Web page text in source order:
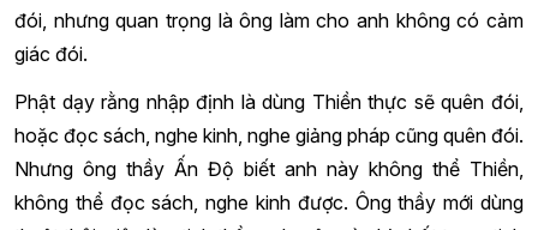
đói, nhưng quan trọng là ông làm cho anh không có cảm
giác đói.
Phật dạy rằng nhập định là dùng Thiền thực sẽ quên đói,
hoặc đọc sách, nghe kinh, nghe giảng pháp cũng quên đói.
Nhưng ông thầy Ấn Độ biết anh này không thể Thiền,
không thể đọc sách, nghe kinh được. Ông thầy mới dùng